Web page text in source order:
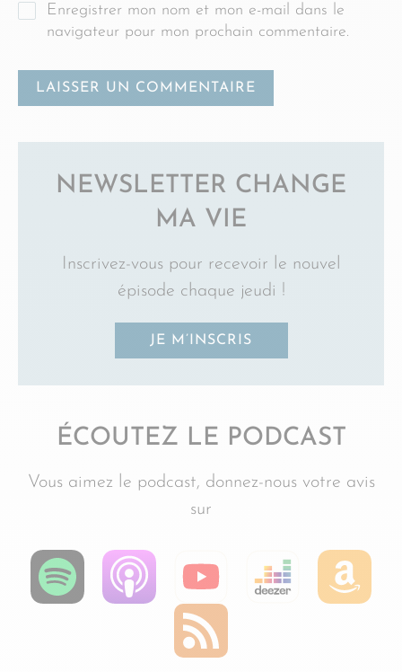
Enregistrer mon nom et mon e-mail dans le
navigateur pour mon prochain commentaire.
NEWSLETTER CHANGE
MA VIE
Inscrivez-vous pour recevoir le nouvel
épisode chaque jeudi !
JE M’INSCRIS
ÉCOUTEZ LE PODCAST
Vous aimez le podcast, donnez-nous votre avis
sur